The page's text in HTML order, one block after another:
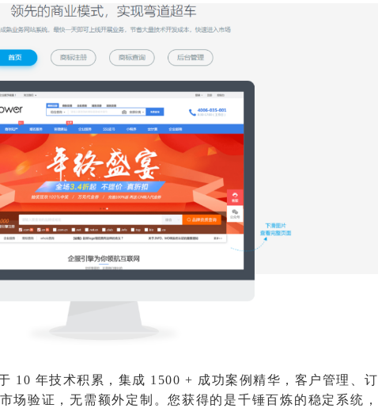
10 年技术积累，集成 1500 + 成功案例精华，客户管理、订
场验证，无需额外定制。您获得的是千锤百炼的稳定系统，